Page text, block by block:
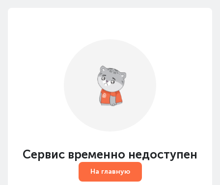
Сервис временно недоступен
На главную